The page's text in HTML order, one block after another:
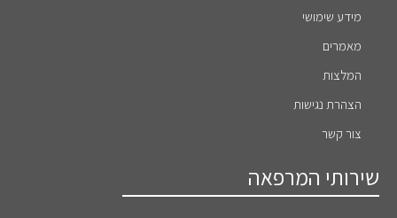
מידע שימושי
מאמרים
המלצות
הצהרת נגישות
צור קשר
שירותי המרפאה